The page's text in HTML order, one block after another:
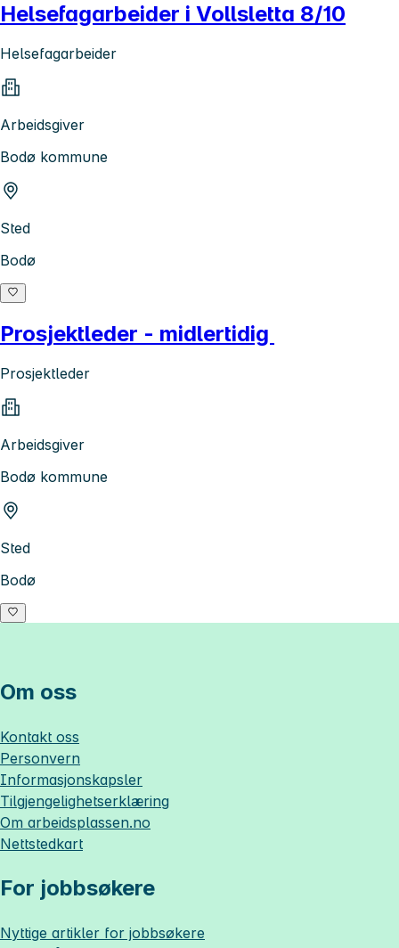
Helsefagarbeider i Vollsletta 8/10
Helsefagarbeider
Arbeidsgiver
Bodø kommune
Sted
Bodø
Prosjektleder - midlertidig
Prosjektleder
Arbeidsgiver
Bodø kommune
Sted
Bodø
Om oss
Kontakt oss
Personvern
Informasjonskapsler
Tilgjengelighetserklæring
Om arbeidsplassen.no
Nettstedkart
For jobbsøkere
Nyttige artikler for jobbsøkere